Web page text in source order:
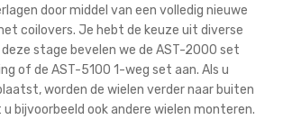
door middel van een volledig nieuwe
coilovers. Je hebt de keuze uit diverse
stage bevelen we de AST-2000 set
of de AST-5100 1-weg set aan. Als u
worden de wielen verder naar buiten
bijvoorbeeld ook andere wielen monteren.